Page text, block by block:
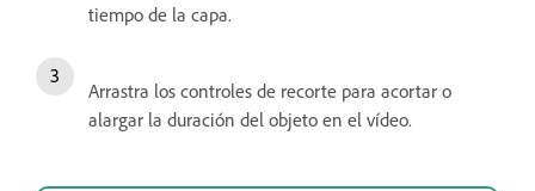
tiempo de la capa.
Arrastra los controles de recorte para acortar o
alargar la duración del objeto en el vídeo.